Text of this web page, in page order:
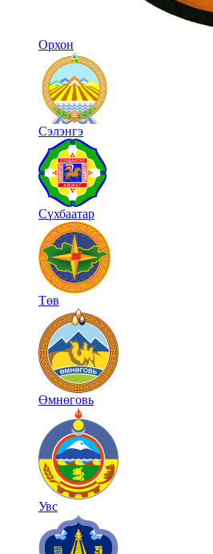
Орхон
Сэлэнгэ
Сүхбаатар
Төв
Өмнөговь
Увс